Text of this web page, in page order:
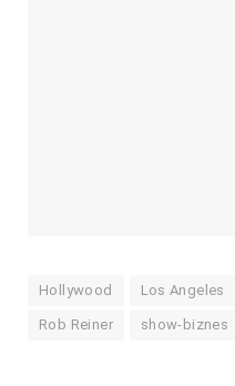
Hollywood Los Angeles
Rob Reiner show-biznes